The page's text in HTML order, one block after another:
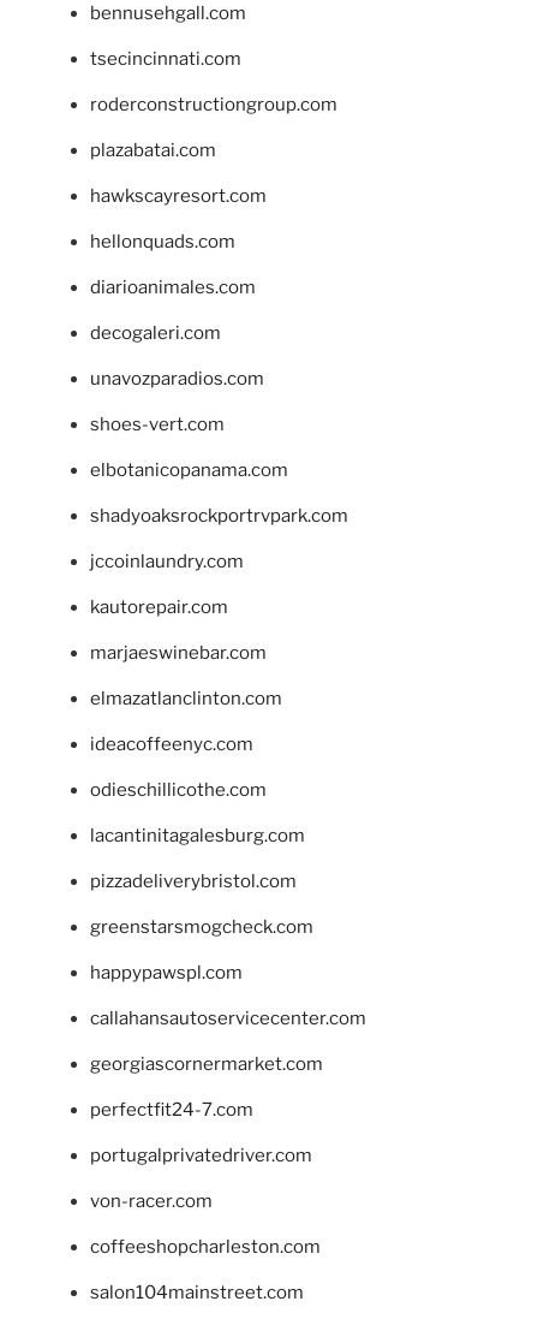
bennusehgall.com
tsecincinnati.com
roderconstructiongroup.com
plazabatai.com
hawkscayresort.com
hellonquads.com
diarioanimales.com
decogaleri.com
unavozparadios.com
shoes-vert.com
elbotanicopanama.com
shadyoaksrockportrvpark.com
jccoinlaundry.com
kautorepair.com
marjaeswinebar.com
elmazatlanclinton.com
ideacoffeenyc.com
odieschillicothe.com
lacantinitagalesburg.com
pizzadeliverybristol.com
greenstarsmogcheck.com
happypawspl.com
callahansautoservicecenter.com
georgiascornermarket.com
perfectfit24-7.com
portugalprivatedriver.com
von-racer.com
coffeeshopcharleston.com
salon104mainstreet.com